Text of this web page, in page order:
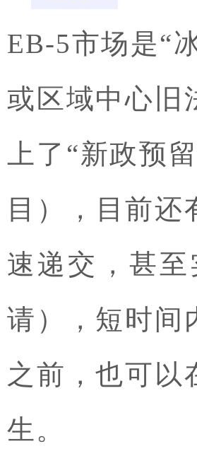
EB-5市场是“
或区域中心旧
上了“新政预
目），目前还
速递交，甚
请），短时间
之前，也可以
生。